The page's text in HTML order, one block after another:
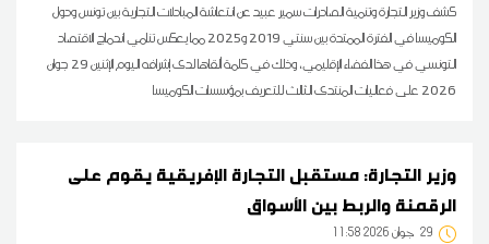
كشف وزير التجارة وتنمية الصادرات سمير عبيد عن انتعاشة المبادلات التجارية بين تونس ودول
الكوميسا في الفترة الممتدة بين سنتي 2019 و2025 مما يعكس تنامي اندماج الاقتصاد
التونسي في هذا الفضاء الإقليمي، وذلك في كلمة ألقاها لدى إشرافه اليوم الإثنين 29 جوان
2026 على فعاليات المنتدى الثالث للتعريف بمؤسسات الكوميسا
وزير التجارة: مستقبل التجارة الإفريقية يقوم على
الرقمنة والربط بين الأسواق
29 11:58 2026 جوان